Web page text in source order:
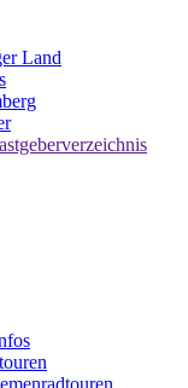
Land